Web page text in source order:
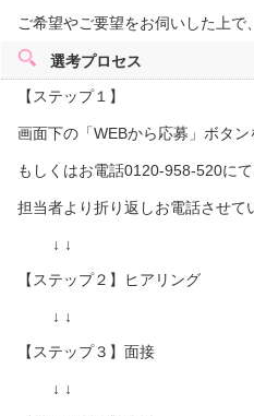
ご希望やご要望をお伺いした上で
選考プロセス
【ステップ１】
画面下の「WEBから応募」ボタン
もしくはお電話0120-958-520にて
担当者より折り返しお電話させ
↓ ↓
【ステップ２】ヒアリング
↓ ↓
【ステップ３】面接
↓ ↓